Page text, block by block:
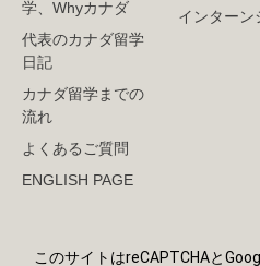
学、Whyカナダ
代表のカナダ留学
日記
カナダ留学までの
流れ
よくあるご質問
ENGLISH PAGE
インターン
このサイトはreCAPTCHAと